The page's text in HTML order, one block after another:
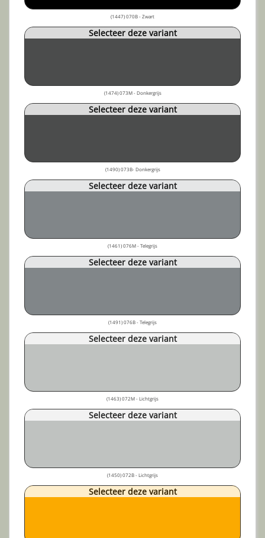
(1447) 070B - Zwart
Selecteer deze variant
(1474) 073M - Donkergrijs
Selecteer deze variant
(1490) 073B- Donkergrijs
Selecteer deze variant
(1461) 076M - Telegrijs
Selecteer deze variant
(1491) 076B - Telegrijs
Selecteer deze variant
(1463) 072M - Lichtgrijs
Selecteer deze variant
(1450) 072B - Lichtgrijs
Selecteer deze variant